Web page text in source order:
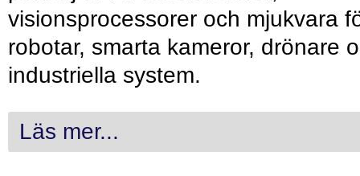
visionsprocessorer och mjukvara
robotar, smarta kameror, drönare
industriella system.
Läs mer...